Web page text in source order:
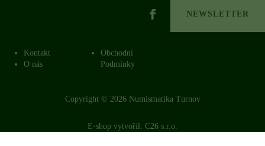
NEWSLETTER
Kontakt
O nás
Obchodní
Podmínky
Copyright © 2026 Numismatika Turnov
E-shop vytvořil: C26 s.r.o.